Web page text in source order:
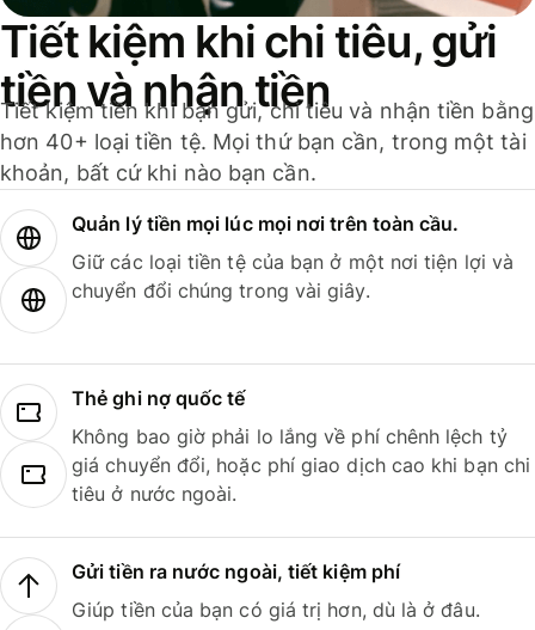
Tiết kiệm khi chi tiêu, gửi
tiền và nhận tiền
Tiết kiệm tiền khi bạn gửi, chi tiêu và nhận tiền bằng
hơn 40+ loại tiền tệ. Mọi thứ bạn cần, trong một tài
khoản, bất cứ khi nào bạn cần.
Quản lý tiền mọi lúc mọi nơi trên toàn cầu.
Giữ các loại tiền tệ của bạn ở một nơi tiện lợi và
chuyển đổi chúng trong vài giây.
Thẻ ghi nợ quốc tế
Không bao giờ phải lo lắng về phí chênh lệch tỷ
giá chuyển đổi, hoặc phí giao dịch cao khi bạn chi
tiêu ở nước ngoài.
Gửi tiền ra nước ngoài, tiết kiệm phí
Giúp tiền của bạn có giá trị hơn, dù là ở đâu.